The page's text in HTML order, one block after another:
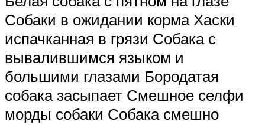
Собаки в ожидании корма Хаски
испачканная в грязи Собака с
вывалившимся языком и
большими глазами Бородатая
собака засыпает Смешное селфи
морды собаки Собака смешно